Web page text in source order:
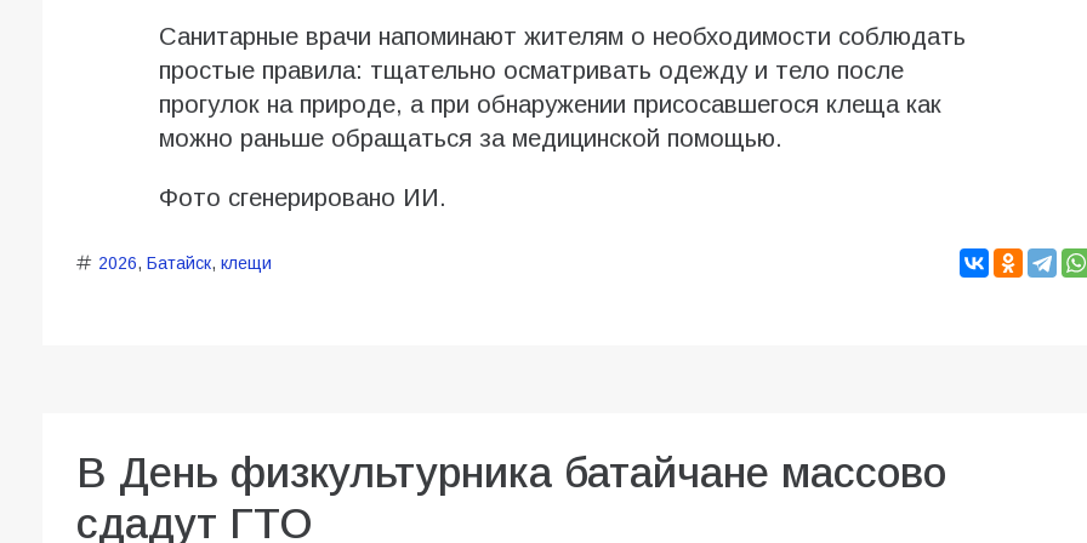
Санитарные врачи напоминают жителям о необходимости соблюдать
простые правила: тщательно осматривать одежду и тело после
прогулок на природе, а при обнаружении присосавшегося клеща как
можно раньше обращаться за медицинской помощью.
Фото сгенерировано ИИ.
2026, Батайск, клещи
В День физкультурника батайчане массово
сдадут ГТО